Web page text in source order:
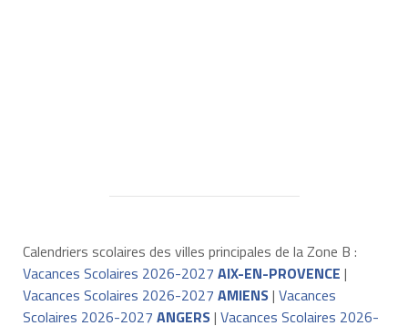
Calendriers scolaires des villes principales de la Zone B :
Vacances Scolaires 2026-2027 AIX-EN-PROVENCE |
Vacances Scolaires 2026-2027 AMIENS| Vacances
Scolaires 2026-2027 ANGERS| Vacances Scolaires 2026-